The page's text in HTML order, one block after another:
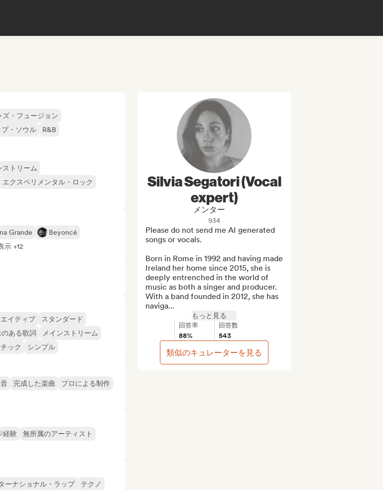
ズ・フュージョン
プ・ソウル
R&B
ストリーム
エクスペリメンタル・ロック
Grande
Beyoncé
示 +12
イティブ
スタンダード
ある歌詞
メインストリーム
ック シンプル
完成した楽曲
プロによる制作
経験
無所属のアーティスト
ーナショナル・ラップ
テクノ
Silvia Segatori (Vocal
expert)
メンター
934
Please do not send me AI generated
songs or vocals.
Born in Rome in 1992 and having made
Ireland her home since 2015, she is
deeply entrenched in the world of
music as both a singer and producer.
With a band founded in 2012, she has
naviga...
もっと見る
回答率
88%
回答数
543
類似のキュレーターを見る